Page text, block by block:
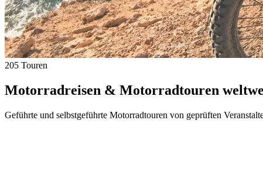
205 Touren
Motorradreisen & Motorradtouren
Geführte und selbstgeführte Motorradtouren von geprüften